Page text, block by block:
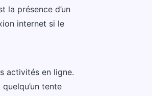
la présence d’un
internet si le
activités en ligne.
tente